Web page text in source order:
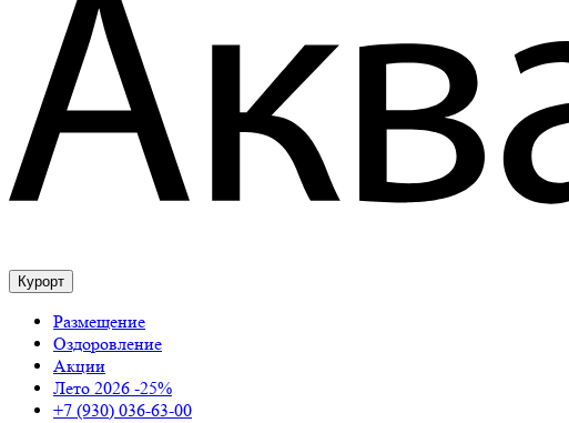
Курорт
Размещение
Оздоровление
Акции
Лето 2026 -25%
+7 (930) 036-63-00